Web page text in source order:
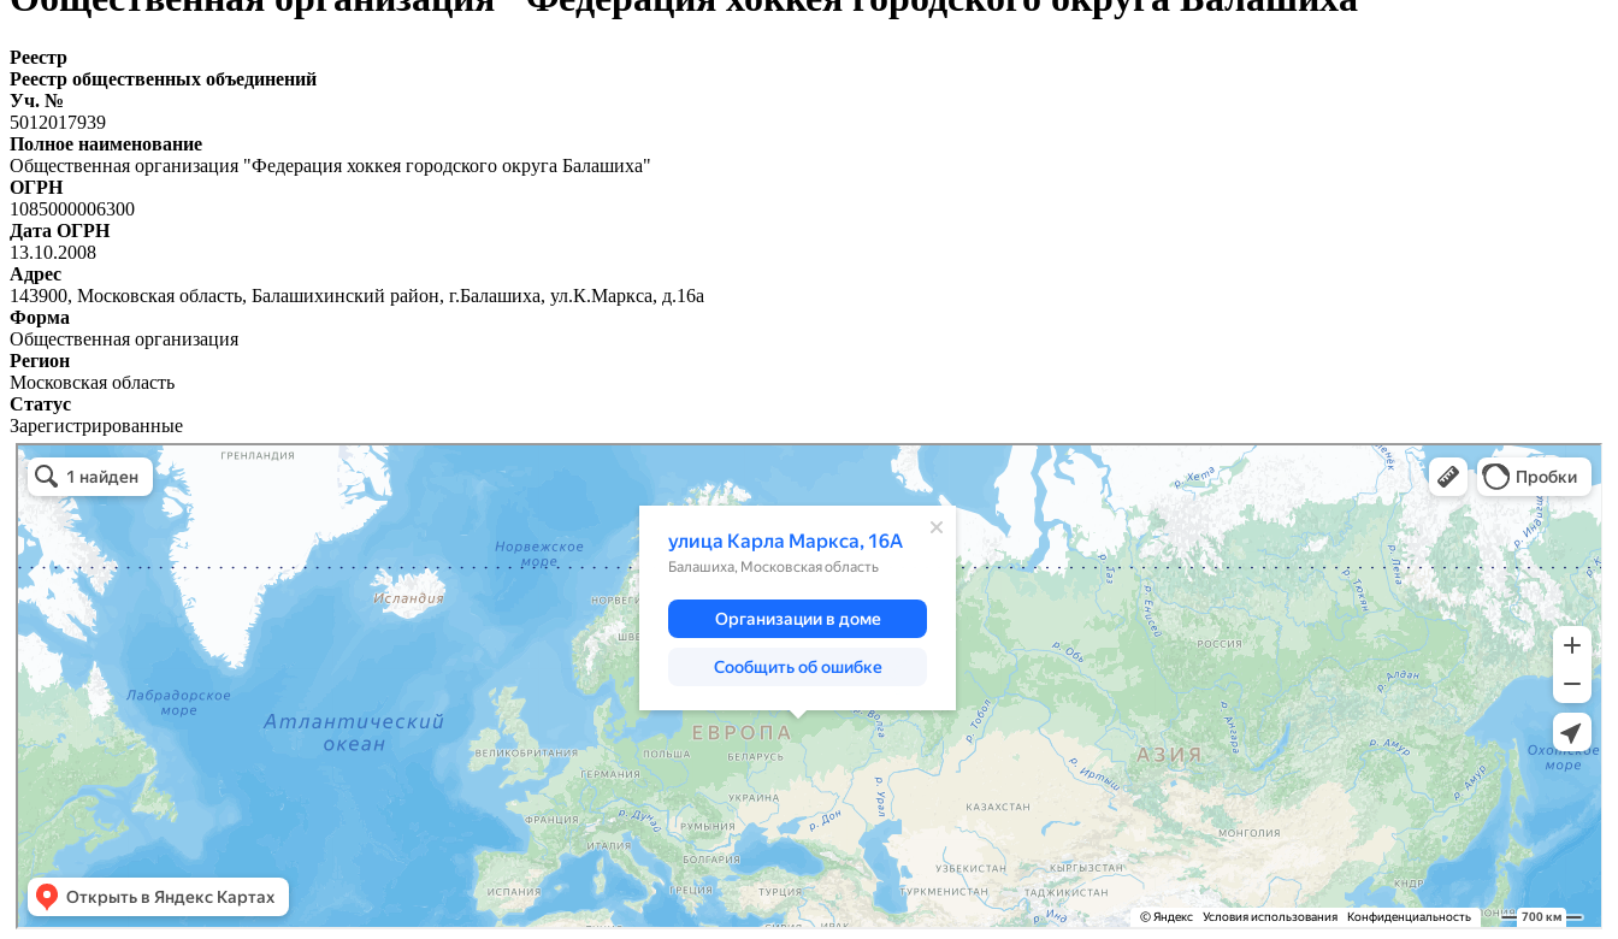
Реестр
Реестр общественных объединений
Уч. №
5012017939
Полное наименование
Общественная организация "Федерация хоккея городского округа Балашиха"
ОГРН
1085000006300
Дата ОГРН
13.10.2008
Адрес
143900, Московская область, Балашихинский район, г.Балашиха, ул.К.Маркса, д.16а
Форма
Общественная организация
Регион
Московская область
Статус
Зарегистрированные